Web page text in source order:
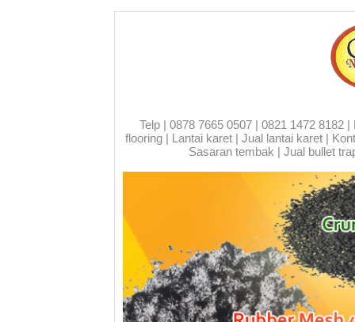
Telp | 0878 7665 0507 | 0821 1472 8182
flooring | Lantai karet | Jual lantai karet |
Sasaran tembak | Jual bullet